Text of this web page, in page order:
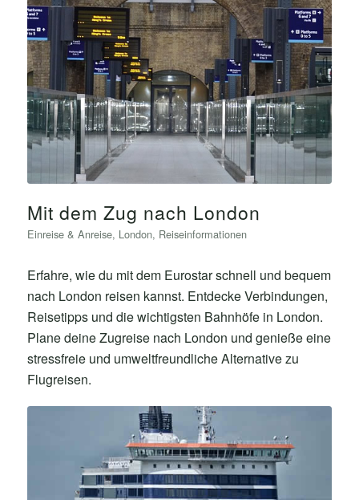
Mit dem Zug nach London
Einreise & Anreise, London, Reiseinformationen
Erfahre, wie du mit dem Eurostar schnell und bequem
nach London reisen kannst. Entdecke Verbindungen,
Reisetipps und die wichtigsten Bahnhöfe in London.
Plane deine Zugreise nach London und genieße eine
stressfreie und umweltfreundliche Alternative zu
Flugreisen.